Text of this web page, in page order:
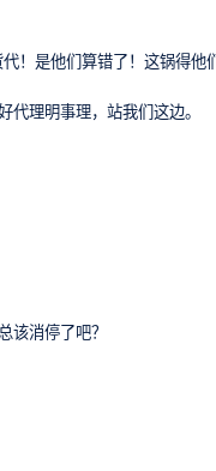
！是他们算错了！这锅得他
理明事理，站我们这边。
该消停了吧？